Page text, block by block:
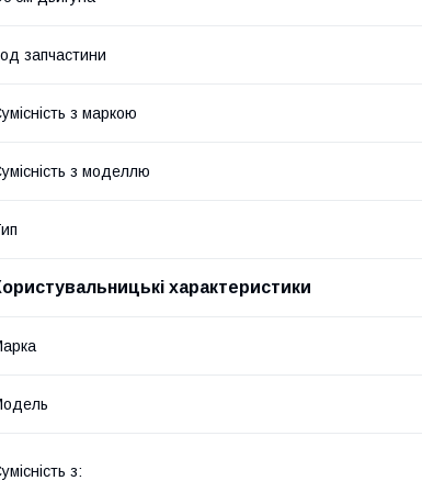
запчастини
з маркою
з моделлю
характеристики
з: